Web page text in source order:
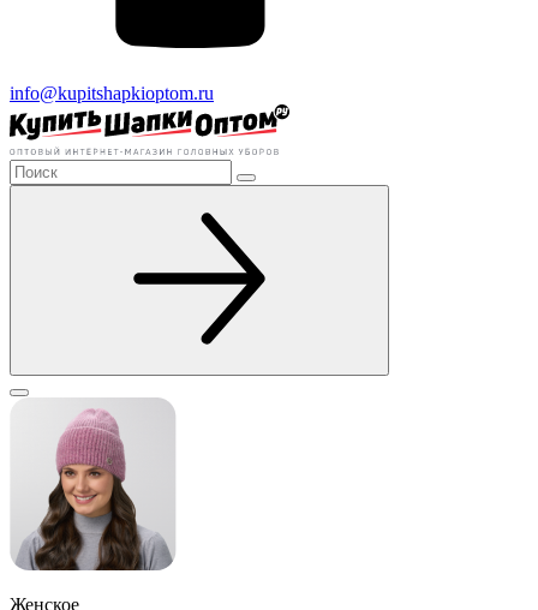
info@kupitshapkioptom.ru
Женское